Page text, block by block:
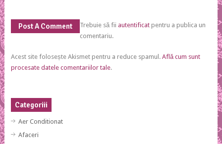
Post A Comment Trebuie să fii autentificatpentru a publica un
comentariu.
Acest site folosește Akismet pentru a reduce spamul. Află cum sunt
procesate datele comentariilor tale.
Categoriii
Aer Conditionat
Afaceri